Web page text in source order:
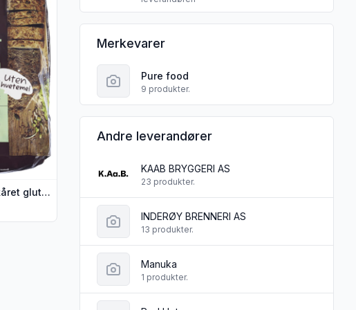
Spirebrød Skåret glutenfri 500g Pure Food
Grove glutenfri 4stk 240g Pure Food"
Pure food norway sine
Merkevarer
Pure food
9 produkter.
Andre leverandører
KAAB BRYGGERI AS
23 produkter.
INDERØY BRENNERI AS
13 produkter.
Manuka
1 produkter.